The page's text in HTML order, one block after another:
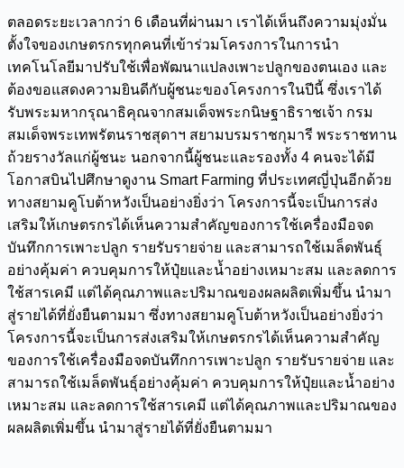
ตลอดระยะเวลากว่า 6 เดือนที่ผ่านมา เราได้เห็นถึงความมุ่งมั่น
ตั้งใจของเกษตรกรทุกคนที่เข้าร่วมโครงการในการนำ
เทคโนโลยีมาปรับใช้เพื่อพัฒนาแปลงเพาะปลูกของตนเอง และ
ต้องขอแสดงความยินดีกับผู้ชนะของโครงการในปีนี้ ซึ่งเราได้
รับพระมหากรุณาธิคุณจากสมเด็จพระกนิษฐาธิราชเจ้า กรม
สมเด็จพระเทพรัตนราชสุดาฯ สยามบรมราชกุมารี พระราชทาน
ถ้วยรางวัลแก่ผู้ชนะ นอกจากนี้ผู้ชนะและรองทั้ง 4 คนจะได้มี
โอกาสบินไปศึกษาดูงาน Smart Farming ที่ประเทศญี่ปุ่นอีกด้วย
ทางสยามคูโบต้าหวังเป็นอย่างยิ่งว่า โครงการนี้จะเป็นการส่ง
เสริมให้เกษตรกรได้เห็นความสำคัญของการใช้เครื่องมือจด
บันทึกการเพาะปลูก รายรับรายจ่าย และสามารถใช้เมล็ดพันธุ์
อย่างคุ้มค่า ควบคุมการให้ปุ๋ยและน้ำอย่างเหมาะสม และลดการ
ใช้สารเคมี แต่ได้คุณภาพและปริมาณของผลผลิตเพิ่มขึ้น นำมา
สู่รายได้ที่ยั่งยืนตามมา ซึ่งทางสยามคูโบต้าหวังเป็นอย่างยิ่งว่า
โครงการนี้จะเป็นการส่งเสริมให้เกษตรกรได้เห็นความสำคัญ
ของการใช้เครื่องมือจดบันทึกการเพาะปลูก รายรับรายจ่าย และ
สามารถใช้เมล็ดพันธุ์อย่างคุ้มค่า ควบคุมการให้ปุ๋ยและน้ำอย่าง
เหมาะสม และลดการใช้สารเคมี แต่ได้คุณภาพและปริมาณของ
ผลผลิตเพิ่มขึ้น นำมาสู่รายได้ที่ยั่งยืนตามมา